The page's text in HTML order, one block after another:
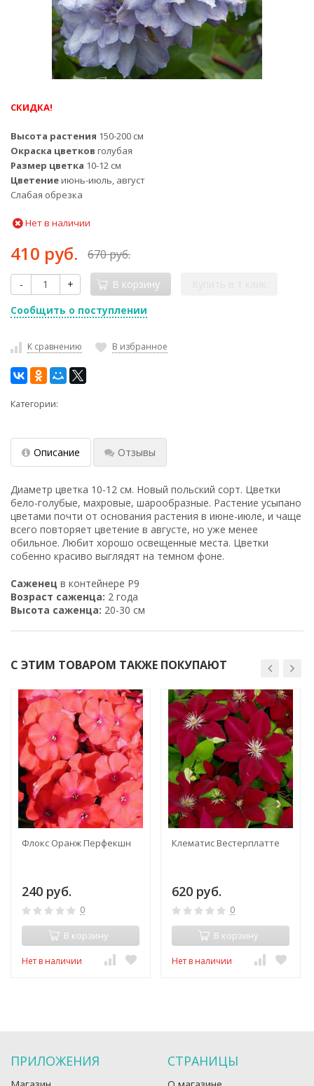
СКИДКА!
Высота растения 150-200 см
Окраска цветков голубая
Размер цветка 10-12 см
Цветениеиюнь-июль, август
Слабая обрезка
Нет в наличии
410 руб. 670 руб.
- + В корзину
Сообщить о поступлении
К сравнению В избранное
Категории:
Описание Отзывы
Диаметр цветка 10-12 см. Новый польский сорт. Цветки
бело-голубые, махровые, шарообразные. Растение усыпано
цветами почти от основания растения в июне-июле, и чаще
всего повторяет цветение в августе, но уже менее
обильное. Любит хорошо освещенные места. Цветки
собенно красиво выглядят на темном фоне.
Саженец в контейнере Р9
Возраст саженца: 2 года
Высота саженца: 20-30 см
С ЭТИМ ТОВАРОМ ТАКЖЕ ПОКУПАЮТ
Флокс Оранж Перфекшн
240 руб.
0
В корзину
Нет в наличии
Клематис Вестерплатте
620 руб.
0
В корзину
Нет в наличии
ПРИЛОЖЕНИЯ СТРАНИЦЫ